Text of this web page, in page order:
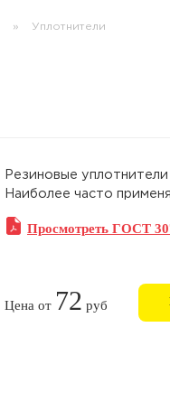
» Уплотнители
Резиновые
Наиболее часто
Просмотреть ГОСТ
Цена от 72 руб